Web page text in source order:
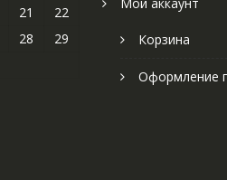
21
22
28
29
Корзина
Оформление